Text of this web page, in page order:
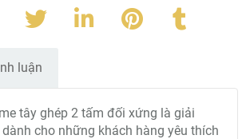
luận
tây ghép 2 tấm đối xứng là giải
cho những khách hàng yêu thích